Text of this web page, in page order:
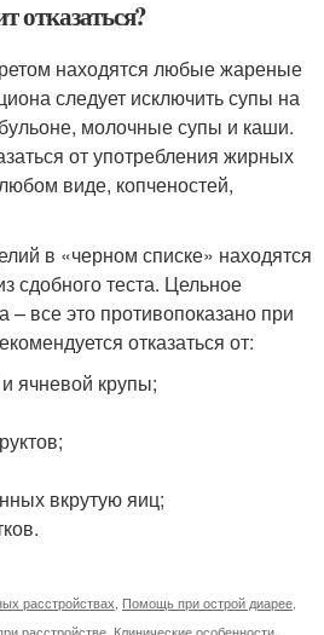
отказаться?
находятся любые жареные
следует исключить супы на
молочные супы и каши.
от употребления жирных
виде, копченостей,
в «черном списке» находятся
сдобного теста. Цельное
– все это противопоказано при
отказаться от:
ячневой крупы;
вкрутую яиц;
расстройствах, Помощь при острой диарее,